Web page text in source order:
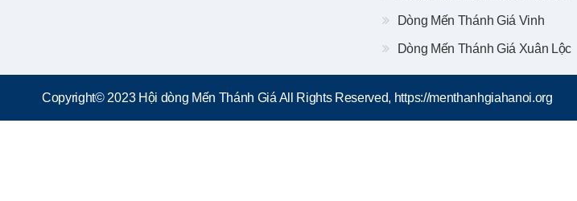
Dòng Mến Thánh Giá Vinh
Dòng Mến Thánh Giá Xuân Lộc
Copyright© 2023 Hội dòng Mến Thánh Giá All Rights Reserved, https://menthanhgiahanoi.org